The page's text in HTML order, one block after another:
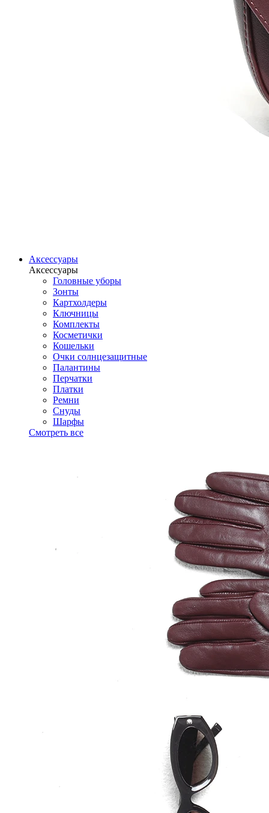
Аксессуары
Аксессуары
Головные уборы
Зонты
Картхолдеры
Ключницы
Комплекты
Косметички
Кошельки
Очки солнцезащитные
Палантины
Перчатки
Платки
Ремни
Снуды
Шарфы
Смотреть все